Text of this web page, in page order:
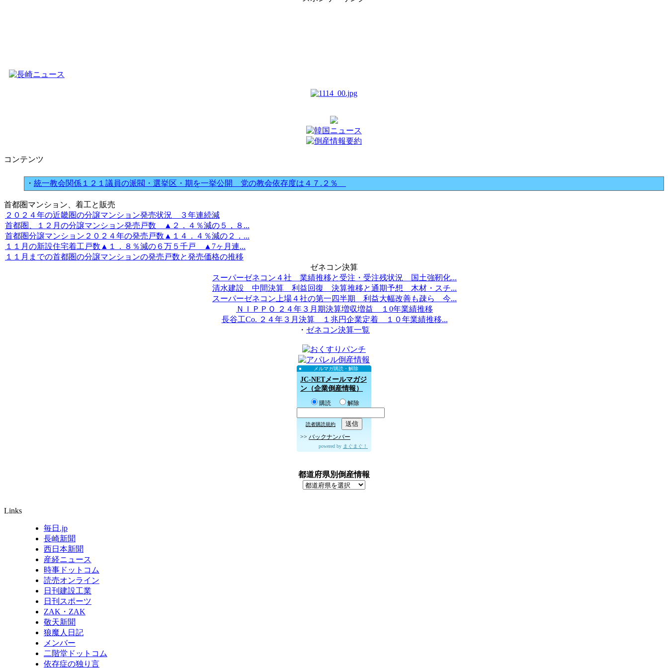
コンテンツ
・ 統一教会関係１２１議員の派閥・選挙区・期を一挙公開 党の教会依存度は４７.２％
首都圏マンション、着工と販売
２０２４年の近畿圏の分譲マンション発売状況 ３年連続減
首都圏、１２月の分譲マンション発売戸数 ▲２．４％減の５，８...
首都圏分譲マンション２０２４年の発売戸数▲１４．４％減の２．...
１１月の新設住宅着工戸数▲１．８％減の６万５千戸 ▲7ヶ月連...
１１月までの首都圏の分譲マンションの発売戸数と発売価格の推移
ゼネコン決算
スーパーゼネコン４社 業績推移と受注・受注残状況 国土強靭化...
清水建設 中間決算 利益回復 決算推移と通期予想 木材・スチ...
スーパーゼネコン上場４社の第一四半期 利益大幅改善も疎ら 今...
ＮＩＰＰＯ ２４年３月期決算増収増益 １0年業績推移
長谷工Co. ２４年３月決算 １兆円企業定着 １０年業績推移...
・ ゼネコン決算一覧
メルマガ購読・解除
JC-NETメールマガジ
ン（企業倒産情報）
購読 解除
読者購読規約
>> バックナンバー
powered by まぐまぐ！
都道府県別倒産情報
Links
毎日.jp
長崎新聞
西日本新聞
産経ニュース
時事ドットコム
読売オンライン
日刊建設工業
日刊スポーツ
ZAK・ZAK
敬天新聞
狼魔人日記
メンバー
二階堂ドットコム
依存症の独り言